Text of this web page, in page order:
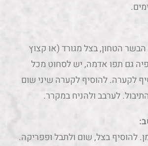
הטחון, בצל מגורד (או קצוץ
גם תפו אדמה, יש לסחוט מכל
לקערה. להוסיף לקערה שיני שום
לערבב ולהניח במקרר.
להוסיף בצל, שום ולתבל ופפריקה.